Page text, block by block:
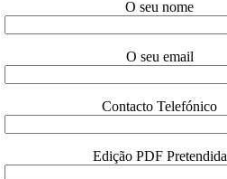
O seu nome
O seu email
Contacto Telefónico
Edição PDF Pretendida